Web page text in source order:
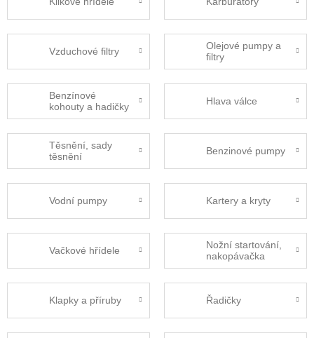
Vzduchové filtry
Olejové pumpy a
filtry
Benzínové
kohouty a hadičky
Hlava válce
Těsnění, sady
těsnění
Benzinové pumpy
Vodní pumpy Kartery a kryty
Vačkové hřídele
Nožní startování,
nakopávačka
Klapky a příruby Řadičky